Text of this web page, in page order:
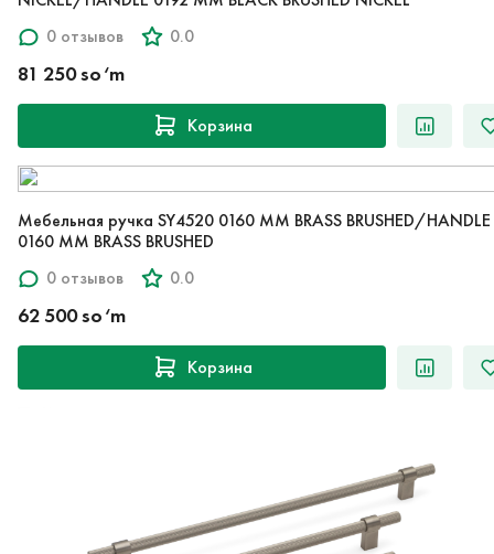
0 отзывов
0.0
81 250 so‘m
Корзина
Мебельная ручка SY4520 0160 MM BRASS BRUSHED/HANDLE
0160 MM BRASS BRUSHED
0 отзывов
0.0
62 500 so‘m
Корзина